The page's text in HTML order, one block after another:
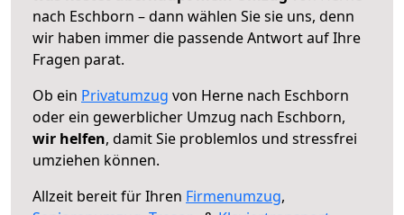
nach Eschborn – dann wählen Sie sie uns, denn
wir haben immer die passende Antwort auf Ihre
Fragen parat.
Ob ein Privatumzug von Herne nach Eschborn
oder ein gewerblicher Umzug nach Eschborn,
wir helfen, damit Sie problemlos und stressfrei
umziehen können.
Allzeit bereit für Ihren Firmenumzug,